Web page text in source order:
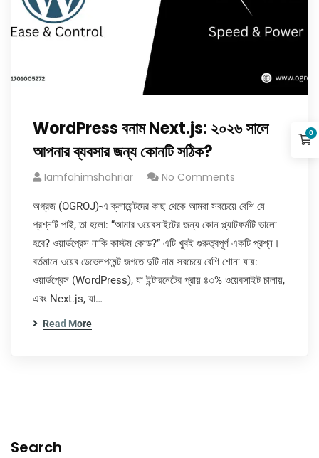
WordPress বনাম Next.js: ২০২৬ সালে
আপনার ব্যবসার জন্য কোনটি সঠিক?
Iamfahimshahriar No Comments
অগ্রজ (OGROJ)-এ ক্লায়েন্টদের কাছ থেকে আমরা সবচেয়ে বেশি যে
প্রশ্নটি পাই, তা হলো: “আমার ওয়েবসাইটের জন্য কোন প্ল্যাটফর্মটি ভালো
হবে? ওয়ার্ডপ্রেস নাকি কাস্টম কোড?” এটি খুবই গুরুত্বপূর্ণ একটি প্রশ্ন।
বর্তমানে ওয়েব ডেভেলপমেন্ট জগতে দুটি নাম সবচেয়ে বেশি শোনা যায়:
ওয়ার্ডপ্রেস (WordPress), যা ইন্টারনেটের প্রায় ৪৩% ওয়েবসাইট চালায়,
এবং Next.js, যা…
Read More
Search
0